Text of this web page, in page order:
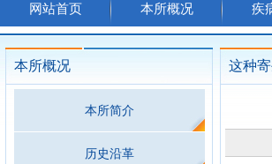
网站首页 本所概况 疾
本所概况
本所简介
历史沿革
这种